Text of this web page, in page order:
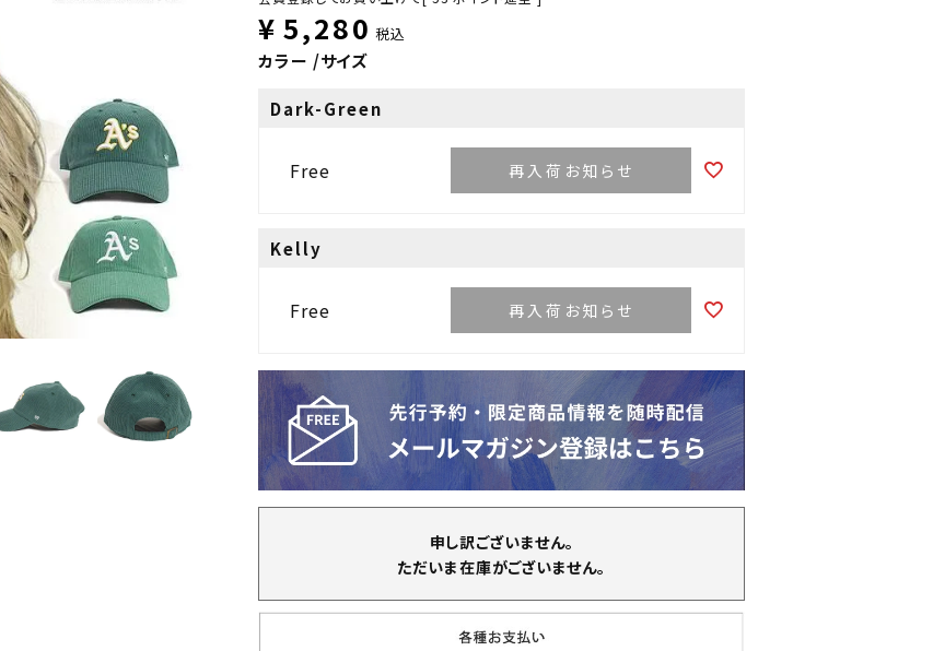
¥ 5,280 税込
カラー サイズ
Dark-Green
Free 再入荷お知らせ
Kelly
Free 再入荷お知らせ
申し訳ございません。
ただいま在庫がございません。